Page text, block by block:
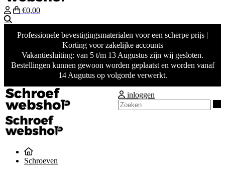
€0,00
Professionele bevestigingsmaterialen voor een scherpe prijs |
Korting voor zakelijke accounts
Vakantiesluiting: van 5 t/m 13 Augustus zijn wij gesloten.
Bestellingen kunnen gewoon worden geplaatst en worden vanaf
14 Augutus op volgorde verwerkt.
inloggen
Schroeven